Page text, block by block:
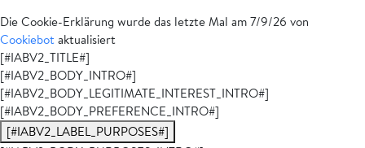
Die Cookie-Erklärung wurde das letzte Mal am 7/9/26 von
Cookiebotaktualisiert
[#IABV2_TITLE#]
[#IABV2_BODY_INTRO#]
[#IABV2_BODY_LEGITIMATE_INTEREST_INTRO#]
[#IABV2_BODY_PREFERENCE_INTRO#]
[#IABV2_LABEL_PURPOSES#]